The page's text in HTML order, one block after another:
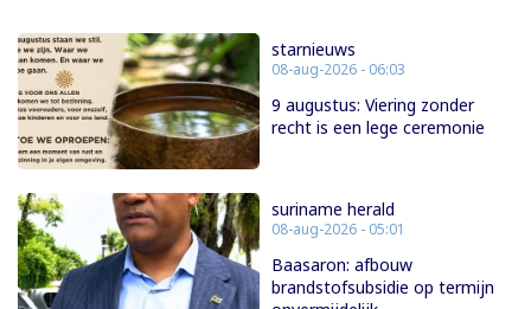
starnieuws
08-aug-2026 - 06:03
9 augustus: Viering zonder
recht is een lege ceremonie
suriname herald
08-aug-2026 - 05:01
Baasaron: afbouw
brandstofsubsidie op termijn